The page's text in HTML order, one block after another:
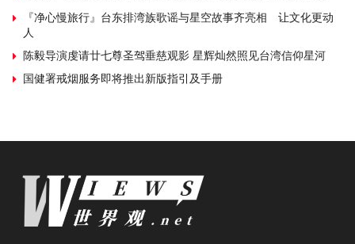
『净心慢旅行』台东排湾族歌谣与星空故事齐亮相 让文化更动
人
陈毅导演虔请廿七尊圣驾垂慈观影 星辉灿然照见台湾信仰星河
国健署戒烟服务即将推出新版指引及手册